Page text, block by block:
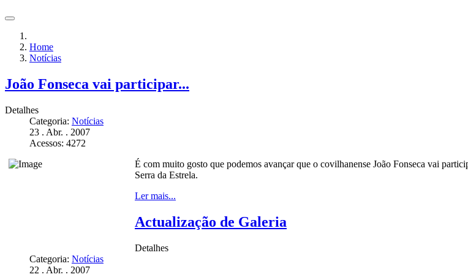
Home
Notícias
João Fonseca vai participar...
Detalhes
Categoria: Notícias
23 . Abr. . 2007
Acessos: 4272
É com muito gosto que podemos avançar que o covilhanense João Fonseca vai
Serra da Estrela.
Ler mais...
Actualização de Galeria
Detalhes
Categoria: Notícias
22 . Abr. . 2007